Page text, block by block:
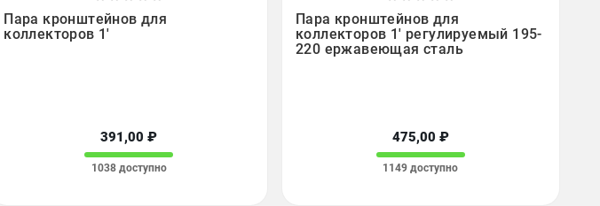
Пара кронштейнов для
коллекторов 1'
391,00 ₽
1038 доступно
Пара кронштейнов для
коллекторов 1' регулируемый 195-
220 ержавеющая сталь
475,00 ₽
1149 доступно